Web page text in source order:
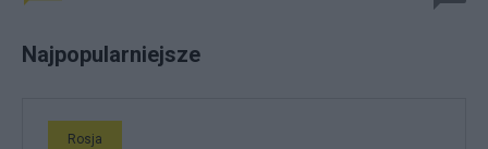
Najpopularniejsze
Rosja